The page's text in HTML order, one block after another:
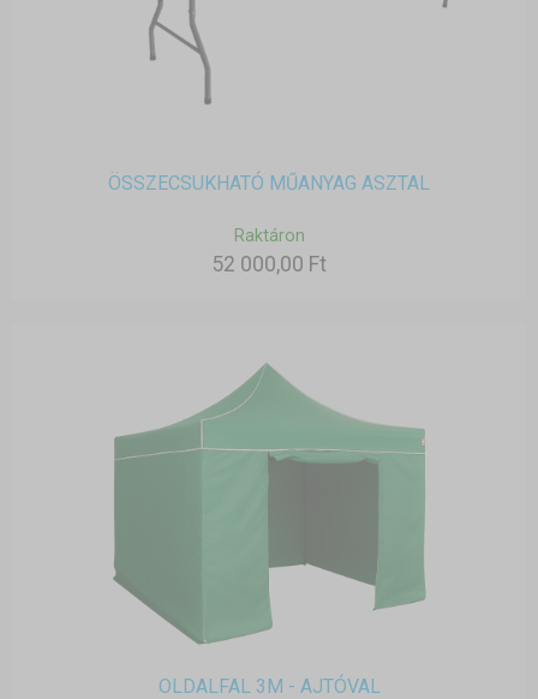
ÖSSZECSUKHATÓ MŰANYAG ASZTAL
Raktáron
52 000,00 Ft
OLDALFAL 3M - AJTÓVAL